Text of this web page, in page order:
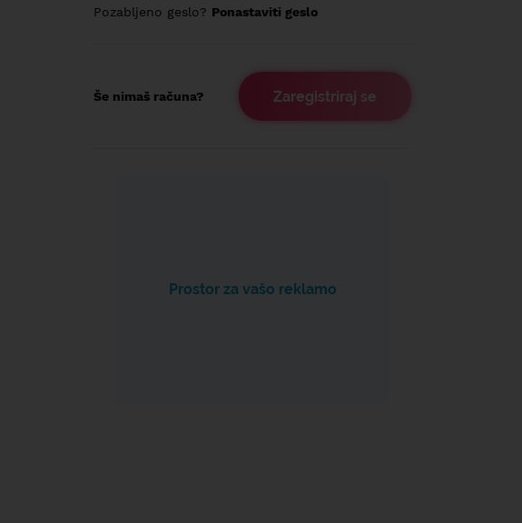
Pozabljeno geslo? Ponastaviti geslo
Še nimaš računa? Zaregistriraj se
Prostor za vašo reklamo